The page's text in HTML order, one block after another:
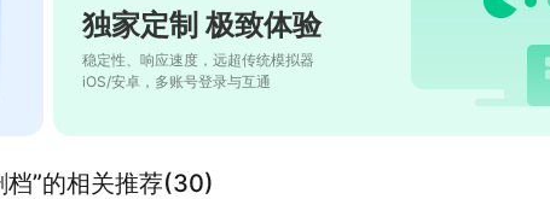
独家定制 极致体验
稳定性、响应速度，远超传统模拟器
iOS/安卓，多账号登录与互通
档”的相关推荐(30)